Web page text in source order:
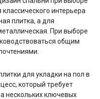
интерьера
плитка, а для
При выборе
общим
для укладки на пол в
который требует
нескольких ключевых